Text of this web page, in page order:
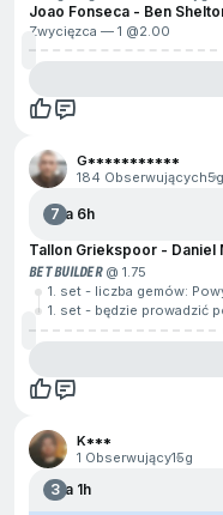
Joao Fonseca - Ben
Zwycięzca — 1 @2.00
G***********
184 Obserwujących5g
7Za 6h
Tallon Griekspoor - Daniel
BET BUILDER@ 1.75
1. set - liczba gemów:
1. set - będzie prowadzić
K***
1 Obserwujący15g
3Za 1h